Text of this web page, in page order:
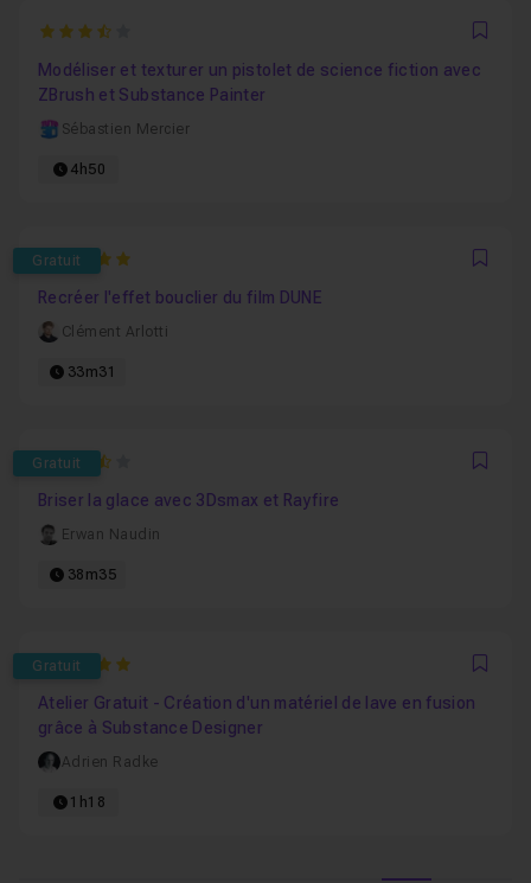
3.6666666666667
Modéliser et texturer un pistolet de science fiction avec
ZBrush et Substance Painter
Sébastien Mercier
4h50
Gratuit
5
Recréer l'effet bouclier du film DUNE
Clément Arlotti
33m31
Gratuit
3.6666666666667
Briser la glace avec 3Dsmax et Rayfire
Erwan Naudin
38m35
Gratuit
5
Atelier Gratuit - Création d'un matériel de lave en fusion
grâce à Substance Designer
Adrien Radke
1h18